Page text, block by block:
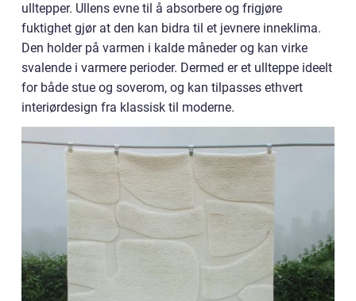
ulltepper. Ullens evne til å absorbere og frigjøre
fuktighet gjør at den kan bidra til et jevnere inneklima.
Den holder på varmen i kalde måneder og kan virke
svalende i varmere perioder. Dermed er et ullteppe ideelt
for både stue og soverom, og kan tilpasses ethvert
interiørdesign fra klassisk til moderne.